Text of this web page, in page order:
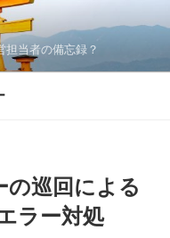
当者の備忘録？
巡回による
ラー対処